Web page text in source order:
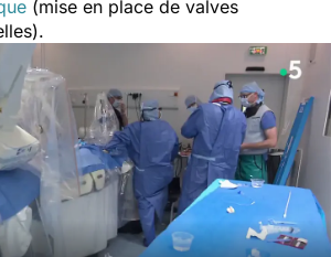
(mise en place de valves